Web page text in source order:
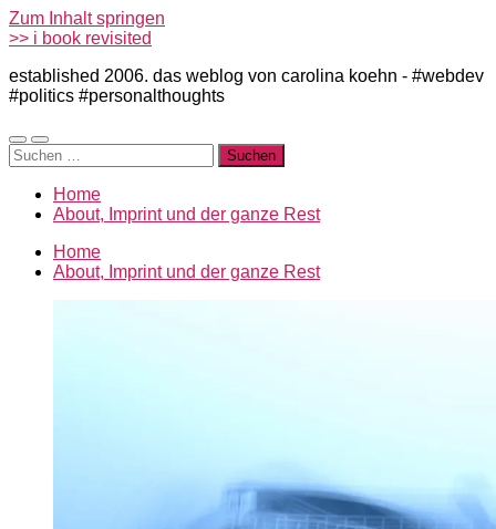
Zum Inhalt springen
>> i book revisited
established 2006. das weblog von carolina koehn - #webdev
#politics #personalthoughts
Mobile-
Menü
Suchfeld
ein-/ausblenden
Suchen
nach:
Home
About, Imprint und der ganze Rest
Home
About, Imprint und der ganze Rest